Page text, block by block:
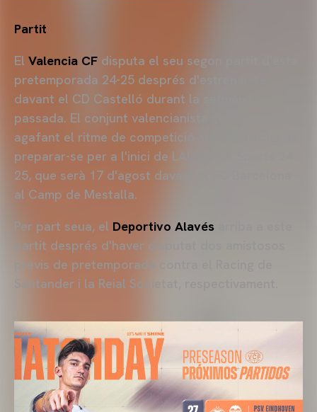
Partit
El Valencia CF disputa el seu segon partit d'esta
pretemporada 24-25 després d'estrenar-se
davant el CD Castelló durant la setmana
passada. El conjunt valencianista continuarà així
agafant el ritme de competició amb l'objectiu de
preparar-se per a l'inici de LALIGA EA Sports 24-
25, que serà 17 d'agost davant el FC Barcelona
al Camp de Mestalla.
Per part seua, el Deportivo Alavés
partit després d'haver disputat dos amistosos
previs de pretemporada contra el Racing de
Santander i la Reial Societat, respectivament.